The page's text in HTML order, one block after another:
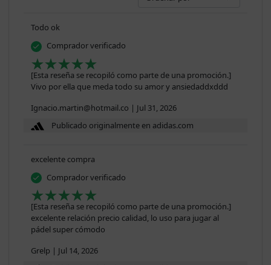
Todo ok
Comprador verificado
[Esta reseña se recopiló como parte de una promoción.]
Vivo por ella que meda todo su amor y ansiedaddxddd
Ignacio.martin@hotmail.co | Jul 31, 2026
Publicado originalmente en adidas.com
excelente compra
Comprador verificado
[Esta reseña se recopiló como parte de una promoción.]
excelente relación precio calidad, lo uso para jugar al
pádel super cómodo
Grelp | Jul 14, 2026